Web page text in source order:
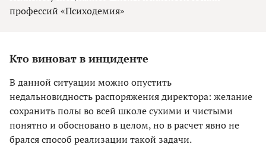
профессий «Психодемия»
Кто виноват в инциденте
В данной ситуации можно опустить
недальновидность распоряжения директора: желание
сохранить полы во всей школе сухими и чистыми
понятно и обосновано в целом, но в расчет явно не
брался способ реализации такой задачи.